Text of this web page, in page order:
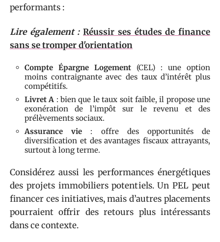
performants :
Lire également : Réussir ses études de finance
sans se tromper d'orientation
Compte Épargne Logement (CEL) : une option
moins contraignante avec des taux d’intérêt plus
compétitifs.
Livret A : bien que le taux soit faible, il propose une
exonération de l’impôt sur le revenu et des
prélèvements sociaux.
Assurance vie : offre des opportunités de
diversification et des avantages fiscaux attrayants,
surtout à long terme.
Considérez aussi les performances énergétiques
des projets immobiliers potentiels. Un PEL peut
financer ces initiatives, mais d’autres placements
pourraient offrir des retours plus intéressants
dans ce contexte.